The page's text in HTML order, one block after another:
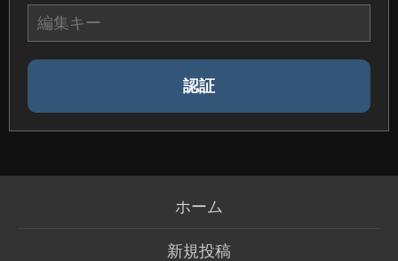
ホーム
新規投稿